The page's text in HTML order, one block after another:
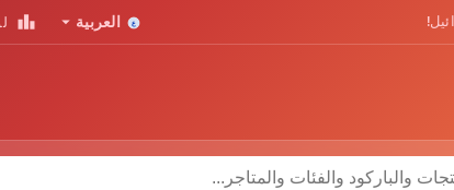
العربية arrow_drop_down
leaderboard